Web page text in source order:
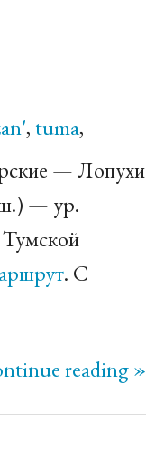
, tuma,
— Лопухи
— ур.
. С
reading »